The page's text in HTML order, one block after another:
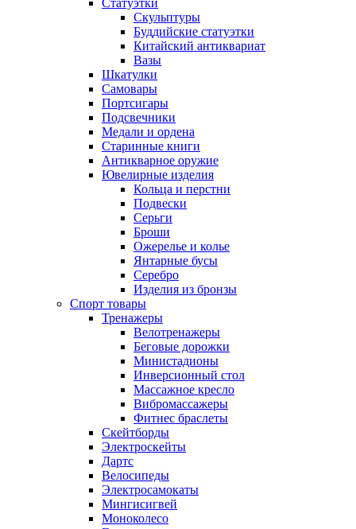
Статуэтки
Скульптуры
Буддийские статуэтки
Китайский антиквариат
Вазы
Шкатулки
Самовары
Портсигары
Подсвечники
Медали и ордена
Старинные книги
Антикварное оружие
Ювелирные изделия
Кольца и перстни
Подвески
Серьги
Броши
Ожерелье и колье
Янтарные бусы
Серебро
Изделия из бронзы
Спорт товары
Тренажеры
Велотренажеры
Беговые дорожки
Министадионы
Инверсионный стол
Массажное кресло
Вибромассажеры
Фитнес браслеты
Скейтборды
Электроскейты
Дартс
Велосипеды
Электросамокаты
Мингисигвей
Моноколесо